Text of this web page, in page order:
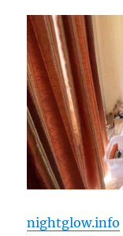
nightglow.info